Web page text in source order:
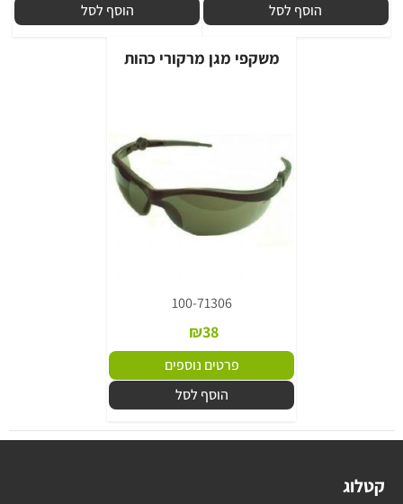
הוסף לסל
הוסף לסל
משקפי מגן מרקורי כהות
100-71306
₪38
פרטים נוספים
הוסף לסל
קטלוג